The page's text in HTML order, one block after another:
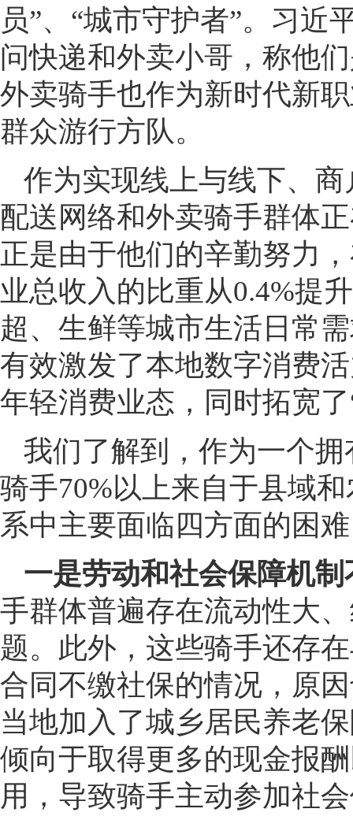
员”、“城市守护者”。习近
问快递和外卖小哥，称他
外卖骑手也作为新时代新
群众游行方队。
作为实现线上与线下、
配送网络和外卖骑手群体
正是由于他们的辛勤努力
业总收入的比重从0.4%提
超、生鲜等城市生活日常
有效激发了本地数字消费
年轻消费业态，同时拓宽
我们了解到，作为一个
骑手70%以上来自于县域
系中主要面临四方面的困
一是劳动和社会保障机
手群体普遍存在流动性大
题。此外，这些骑手还存
合同不缴社保的情况，原
当地加入了城乡居民养老
倾向于取得更多的现金报
用，导致骑手主动参加社